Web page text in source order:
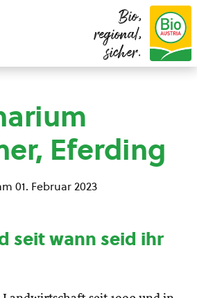
Bio,
regional,
sicher.
Eferding
01. Februar 2023
seit wann seid ihr